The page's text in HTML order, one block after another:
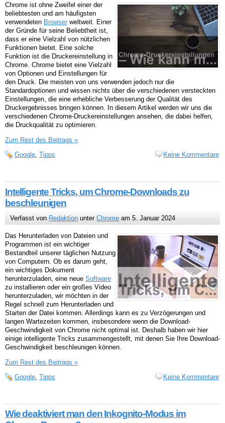
Chrome ist ohne Zweifel einer der
beliebtesten und am häufigsten
verwendeten Browser weltweit. Einer
der Gründe für seine Beliebtheit ist,
dass er eine Vielzahl von nützlichen
Funktionen bietet. Eine solche
Funktion ist die Druckereinstellung in
Chrome. Chrome bietet eine Vielzahl
von Optionen und Einstellungen für
den Druck. Die meisten von uns verwenden jedoch nur die
Standardoptionen und wissen nichts über die verschiedenen versteckten
Einstellungen, die eine erhebliche Verbesserung der Qualität des
Druckergebnisses bringen können. In diesem Artikel werden wir uns die
verschiedenen Chrome-Druckereinstellungen ansehen, die dabei helfen,
die Druckqualität zu optimieren.
Zum Rest des Beitrags »
Google, Tipps Keine Kommentare
Intelligente Tricks, um Chrome-Downloads zu
beschleunigen
Verfasst von Redaktion unterChrome am 5. Januar 2024
Das Herunterladen von Dateien und
Programmen ist ein wichtiger
Bestandteil unserer täglichen Nutzung
von Computern. Ob es darum geht,
ein wichtiges Dokument
herunterzuladen, eine neue Software
zu installieren oder ein großes Video
herunterzuladen, wir möchten in der
Regel schnell zum Herunterladen und
Starten der Datei kommen. Allerdings kann es zu Verzögerungen und
langen Wartezeiten kommen, insbesondere wenn die Download-
Geschwindigkeit von Chrome nicht optimal ist. Deshalb haben wir hier
einige intelligente Tricks zusammengestellt, mit denen Sie Ihre Download-
Geschwindigkeit beschleunigen können.
Zum Rest des Beitrags »
Google, Tipps Keine Kommentare
Wie deaktiviert man den Inkognito-Modus im